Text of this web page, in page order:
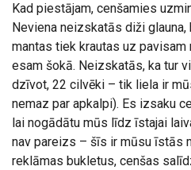
Kad piestājam, cenšamies
Neviena neizskatās diži glauna,
mantas tiek krautas uz
esam šokā. Neizskatās, ka tur
dzīvot, 22 cilvēki – tik liela ir
nemaz par apkalpi). Es izsaku
lai nogādātu mūs līdz īstajai
nav pareizs – šīs ir mūsu īstās
reklāmas bukletus, cenšas